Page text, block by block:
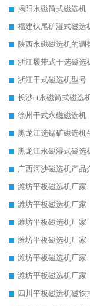
揭阳永磁筒式磁选机
福建钛尾矿湿式磁选
陕西永磁磁选机的调
浙江履带式干选磁选
浙江干式磁选机型号
长沙ct永磁筒式磁选
徐州干式永磁磁选机
黑龙江选锰矿磁选机
黑龙江永磁湿式磁选
广西河沙磁选机产品
潍坊平板磁选机厂家
潍坊平板磁选机厂家
潍坊平板磁选机厂家
潍坊平板磁选机厂家
潍坊平板磁选机厂家
潍坊平板磁选机厂家
四川平板磁选机磁铁